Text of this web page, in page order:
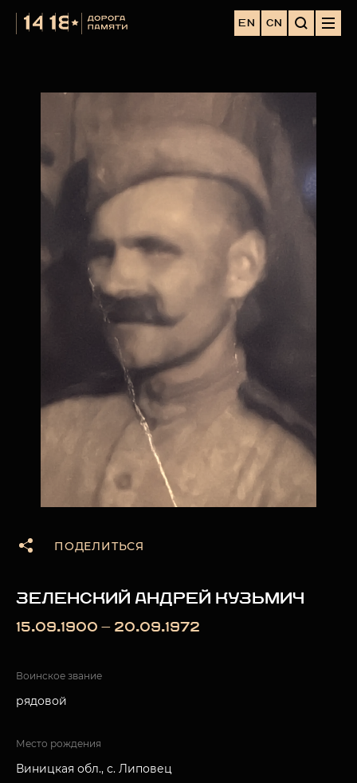
EN CN
ПОДЕЛИТЬСЯ
ЗЕЛЕНСКИЙ АНДРЕЙ КУЗЬМИЧ
15.09.1900 — 20.09.1972
Воинское звание
рядовой
Место рождения
Виницкая обл., с. Липовец